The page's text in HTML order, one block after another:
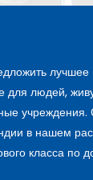
лучшее
для людей,
в нашем
класса по